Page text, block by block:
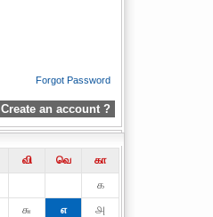
Forgot Password
Create an account ?
வி வெ
கா
௧
௬ ௭
௮